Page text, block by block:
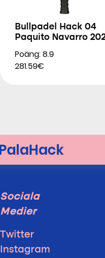
Bullpadel Hack 04
Paquito Navarro
Poäng: 8.9
281.59€
Sociala
Medier
Twitter
Instagram